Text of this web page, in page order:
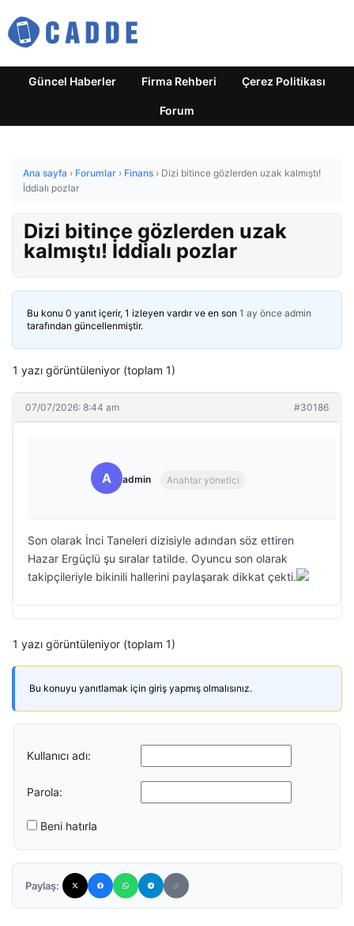
Güncel Haberler Firma Rehberi Çerez Politikası
Forum
Ana sayfa › Forumlar › Finans › Dizi bitince gözlerden uzak kalmıştı!
İddialı pozlar
Dizi bitince gözlerden uzak
kalmıştı! İddialı pozlar
Bu konu 0 yanıt içerir, 1 izleyen vardır ve en son 1 ay önce admin
tarafından güncellenmiştir.
1 yazı görüntüleniyor (toplam 1)
07/07/2026: 8:44 am #30186
A admin Anahtar yönetici
Son olarak İnci Taneleri dizisiyle adından söz ettiren
Hazar Ergüçlü şu sıralar tatilde. Oyuncu son olarak
takipçileriyle bikinili hallerini paylaşarak dikkat çekti.
1 yazı görüntüleniyor (toplam 1)
Bu konuyu yanıtlamak için giriş yapmış olmalısınız.
Kullanıcı adı:
Parola:
Beni hatırla
Paylaş: